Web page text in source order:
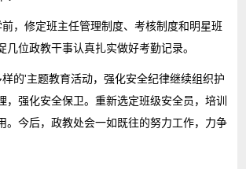
，修定班主任管理制度、考核制度和明星班
几位政教干事认真扎实做好考勤记录。
的'主题教育活动，强化安全纪律继续组织护
，强化安全保卫。重新选定班级安全员，培训
。今后，政教处会一如既往的努力工作，力争